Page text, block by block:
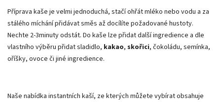
Příprava kaše je velmi jednoduchá, stačí ohřát mléko nebo vodu a za
stálého míchání přidávat směs až docílíte požadované hustoty.
Nechte 2-3minuty odstát. Do kaše lze přidat další ingredience a dle
vlastního výběru přidat sladidlo, kakao, skořici, čokoládu, semínka,
oříšky, ovoce či jiné ingredience.
Naše nabídka instantních kaší, ze kterých můžete vybírat obsahuje